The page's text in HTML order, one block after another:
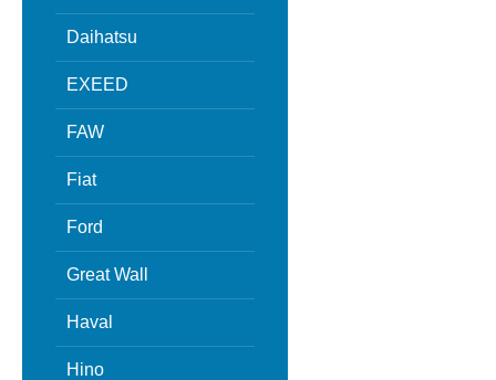
Daihatsu
EXEED
FAW
Fiat
Ford
Great Wall
Haval
Hino